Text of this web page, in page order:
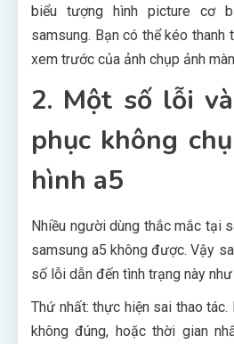
biểu tượng hình picture cơ
samsung. Bạn có thể kéo thanh
xem trước của ảnh chụp ảnh
2. Một số lỗi
phục không
hình a5
Nhiều người dùng thắc mắc tại
samsung a5 không được. Vậy
số lỗi dẫn đến tình trạng này như
Thứ nhất: thực hiện sai thao
không đúng, hoặc thời gian